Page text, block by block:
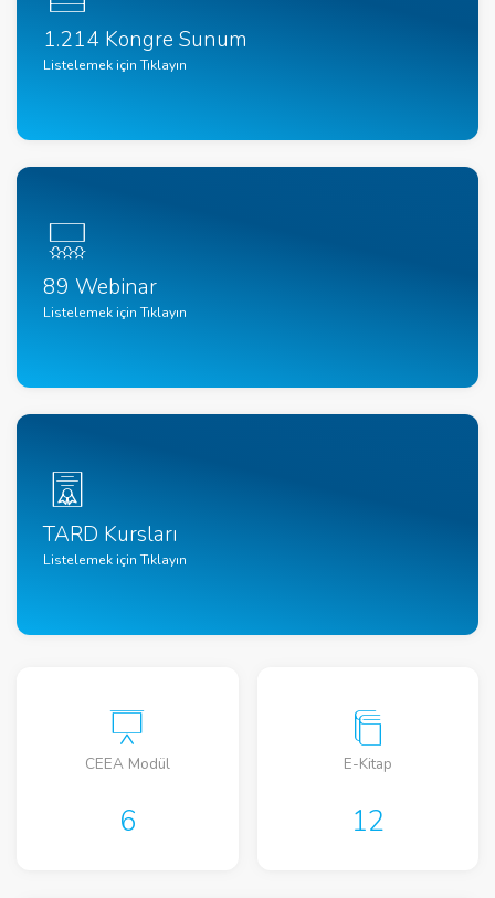
1.214 Kongre Sunum
Listelemek için Tıklayın
89 Webinar
Listelemek için Tıklayın
TARD Kursları
Listelemek için Tıklayın
CEEA Modül
6
E-Kitap
12